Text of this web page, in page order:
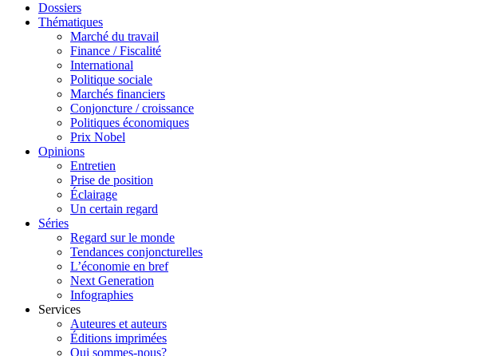
Dossiers
Thématiques
Marché du travail
Finance / Fiscalité
International
Politique sociale
Marchés financiers
Conjoncture / croissance
Politiques économiques
Prix Nobel
Opinions
Entretien
Prise de position
Éclairage
Un certain regard
Séries
Regard sur le monde
Tendances conjoncturelles
L’économie en bref
Next Generation
Infographies
Services
Auteures et auteurs
Éditions imprimées
Qui sommes-nous?